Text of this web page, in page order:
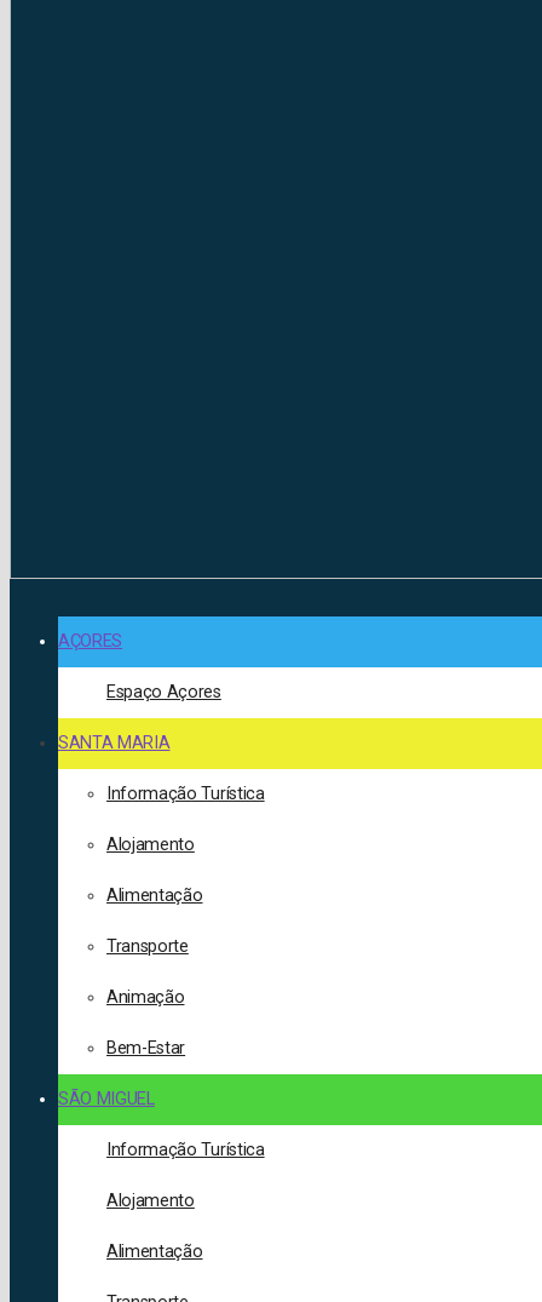
AÇORES
Espaço Açores
SANTA MARIA
Informação Turística
Alojamento
Alimentação
Transporte
Animação
Bem-Estar
SÃO MIGUEL
Informação Turística
Alojamento
Alimentação